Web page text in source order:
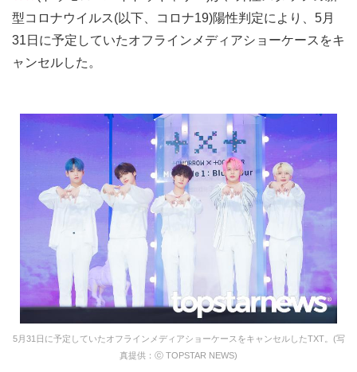
型コロナウイルス(以下、コロナ19)陽性判定により、5月
31日に予定していたオフラインメディアショーケースをキ
ャンセルした。
5月31日に予定していたオフラインメディアショーケースをキャンセルしたTXT。(写
真提供：ⓒ TOPSTAR NEWS)